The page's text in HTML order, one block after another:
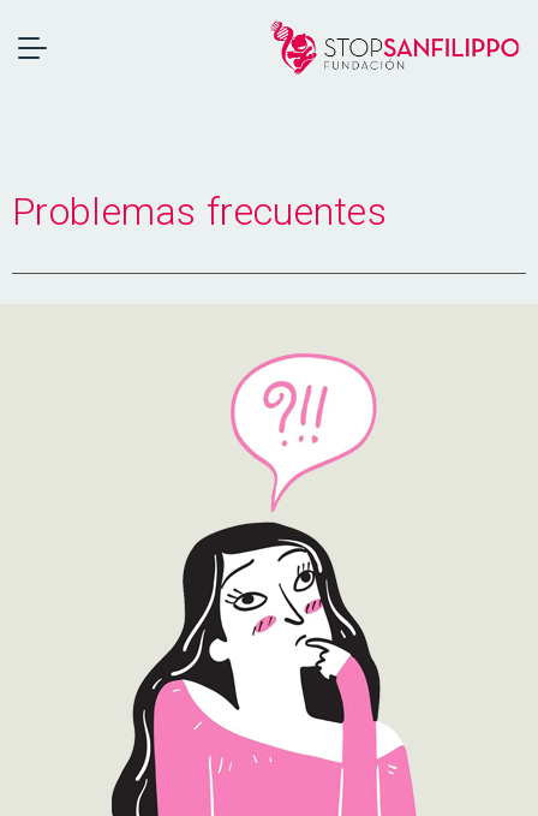
Problemas frecuentes